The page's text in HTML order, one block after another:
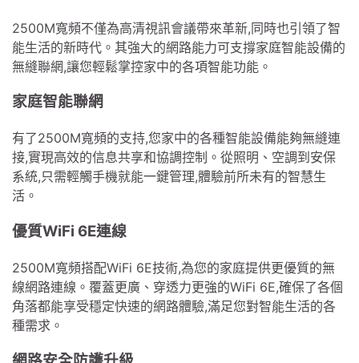
2500M寬頻不僅為高清視訊會議帶來革新,同時也引領了智
能生活的新時代。其強大的網路能力可支撐家庭智能設備的
無縫聯網,讓您輕鬆掌控家中的各項智能功能。
家庭智能聯網
有了2500M寬頻的支持,您家中的各種智能設備能夠無縫連
接,實現高效的信息共享和協調控制。從照明、空調到安保
系統,只需輕觸手機就能一鍵管理,體驗前所未有的智慧生
活。
優質WiFi 6E連線
2500M寬頻搭配WiFi 6E技術,為您的家庭提供更優質的無
線網路連線。覆蓋更廣、穿透力更強的WiFi 6E,確保了各個
角落都能享受穩定快速的網路體驗,滿足您對智能生活的各
種需求。